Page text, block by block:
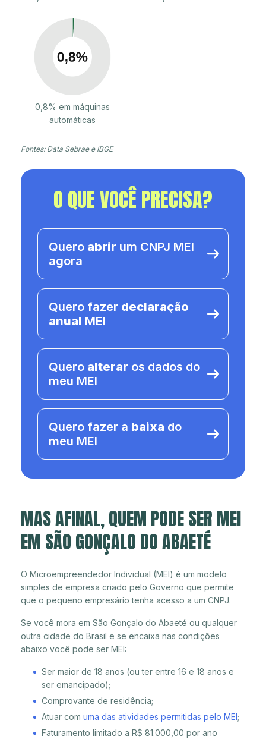
0,8% em máquinas
automáticas
Fontes: Data Sebrae e IBGE
O QUE VOCÊ PRECISA?
Quero abrir um CNPJ MEI
agora
Quero fazer declaração
anual MEI
Quero alterar os dados do
meu MEI
Quero fazer a baixa do
meu MEI
MAS AFINAL, QUEM PODE SER MEI
EM SÃO GONÇALO DO ABAETÉ
O Microempreendedor Individual (MEI) é um modelo
simples de empresa criado pelo Governo que permite
que o pequeno empresário tenha acesso a um CNPJ.
Se você mora em São Gonçalo do Abaeté ou qualquer
outra cidade do Brasil e se encaixa nas condições
abaixo você pode ser MEI:
Ser maior de 18 anos (ou ter entre 16 e 18 anos e
ser emancipado);
Comprovante de residência;
Atuar com uma das atividades permitidas pelo MEI;
Faturamento limitado a R$ 81.000,00 por ano